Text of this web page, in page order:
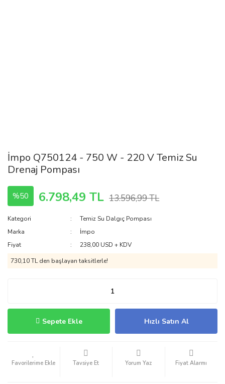
İmpo Q750124 - 750 W - 220 V Temiz Su
Drenaj Pompası
%50 6.798,49 TL 13.596,99 TL
Kategori
Temiz Su Dalgıç Pompası
Marka
İmpo
Fiyat
238,00 USD + KDV
730,10 TL den başlayan taksitlerle!
Sepete Ekle Hızlı Satın Al
Tavsiye Et Yorum Yaz Fiyat Alarmı